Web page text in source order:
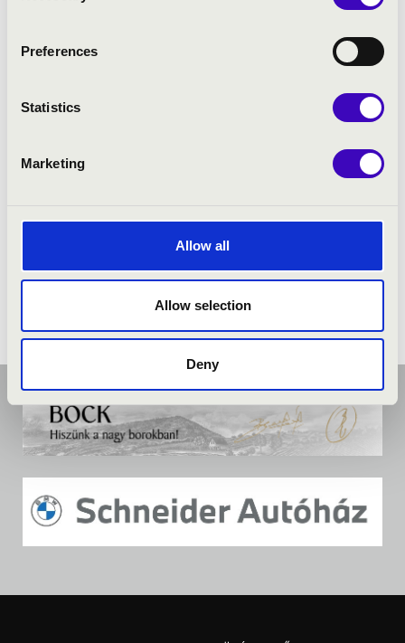
Preferences
Statistics
Marketing
Allow all
Allow selection
Deny
(confronta BWV 639)
Mendelssohn: B-dúr szonáta - Allegretto